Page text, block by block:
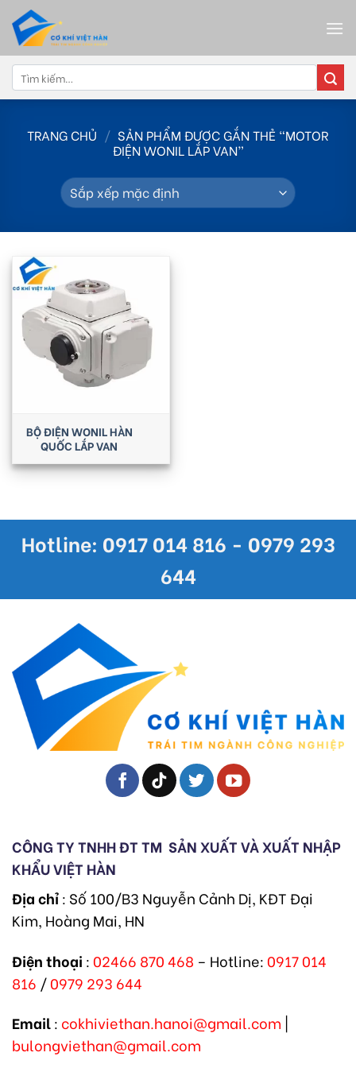
content
Tìm
kiếm:
TRANG CHỦ / SẢN PHẨM ĐƯỢC GẮN THẺ “MOTOR
ĐIỆN WONIL LẮP VAN”
BỘ ĐIỆN WONIL HÀN
QUỐC LẮP VAN
Hotline: 0917 014 816 - 0979 293
644
CÔNG TY TNHH ĐT TM SẢN XUẤT VÀ XUẤT NHẬP
KHẨU VIỆT HÀN
Địa chỉ: Số 100/B3 Nguyễn Cảnh Dị, KĐT Đại
Kim, Hoàng Mai, HN
Điện thoại : 02466 870 468 – Hotline: 0917 014
816 /0979 293 644
Email: cokhiviethan.hanoi@gmail.com
bulongviethan@gmail.com